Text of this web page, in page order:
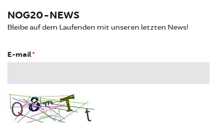
NOG20-NEWS
Bleibe auf dem Laufenden mit unseren letzten News!
E-mail*